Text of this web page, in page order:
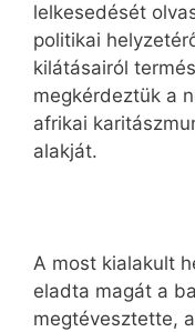
lelkesedését
politikai
kilátásairól
megkérdeztük a
afrikai
alakját.
A most kialakult
eladta magát a
megtévesztette,